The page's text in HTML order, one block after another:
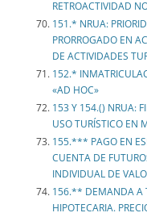
RETROACTIVIDAD
151.* NRUA:
PRORROGADO EN
DE ACTIVIDADES
152.*
«AD HOC»
153 Y 154.() NRUA:
USO TURÍSTICO EN
155.*** PAGO EN
CUENTA DE
INDIVIDUAL DE
156.** DEMANDA A
HIPOTECARIA.